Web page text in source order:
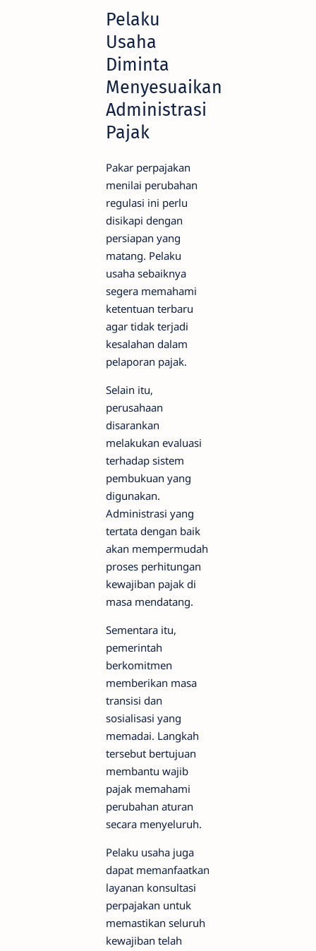
Pelaku
Usaha
Diminta
Menyesuaikan
Administrasi
Pajak
Pakar perpajakan
menilai perubahan
regulasi ini perlu
disikapi dengan
persiapan yang
matang. Pelaku
usaha sebaiknya
segera memahami
ketentuan terbaru
agar tidak terjadi
kesalahan dalam
pelaporan pajak.
Selain itu,
perusahaan
disarankan
melakukan evaluasi
terhadap sistem
pembukuan yang
digunakan.
Administrasi yang
tertata dengan baik
akan mempermudah
proses perhitungan
kewajiban pajak di
masa mendatang.
Sementara itu,
pemerintah
berkomitmen
memberikan masa
transisi dan
sosialisasi yang
memadai. Langkah
tersebut bertujuan
membantu wajib
pajak memahami
perubahan aturan
secara menyeluruh.
Pelaku usaha juga
dapat memanfaatkan
layanan konsultasi
perpajakan untuk
memastikan seluruh
kewajiban telah